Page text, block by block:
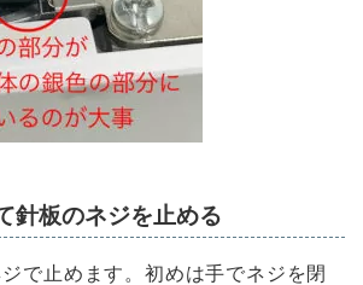
針板のネジを止める
で止めます。初めは手でネジを閉